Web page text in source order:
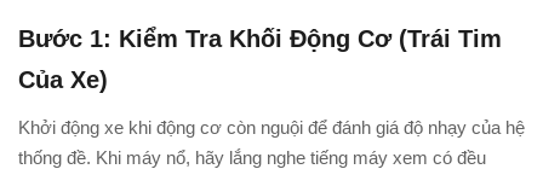
Bước 1: Kiểm Tra Khối Động Cơ (Trái Tim
Của Xe)
Khởi động xe khi động cơ còn nguội để đánh giá độ nhạy của hệ
thống đề. Khi máy nổ, hãy lắng nghe tiếng máy xem có đều